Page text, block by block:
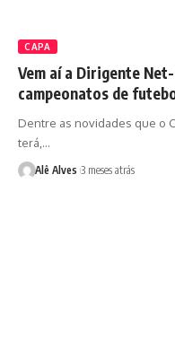
CAPA
Vem aí a Dirigente
campeonatos de
Dentre as novidades que o
terá,…
Alê Alves 3 meses atrás